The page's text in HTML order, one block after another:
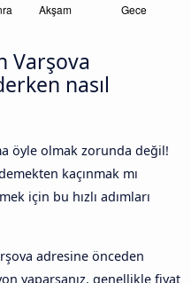
Varşova
nasıl
öyle olmak zorunda değil!
kaçınmak mı
için bu hızlı adımları
adresine önceden
yaparsanız, genellikle fiyat